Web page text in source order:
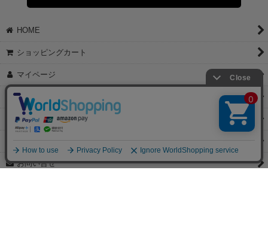
【これからご注文する場合】
願いします。
②宛名（空欄は上様は不可）
③但し書き（空欄やお品代は不可）
【すでにご注文が完了している場合】
①お電話・メール・LINEにて領収書希望の連絡をお願い致します
②後日、郵送にて領収書を送らせて頂きます。
①マイページから購入履歴→購入内容→領収書発行を選択。
HOME
ショッピングカート
マイページ
お気に入り
特定商取引法表示
お問い合せ